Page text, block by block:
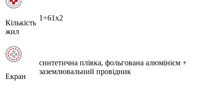
Кількість
жил
1÷61х2
Екран
синтетична плівка, фольгована алюмінієм +
заземлювальний провідник